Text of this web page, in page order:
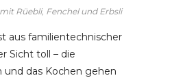
Rüebli, Fenchel und Erbsli
aus familientechnischer
Sicht toll – die
und das Kochen gehen